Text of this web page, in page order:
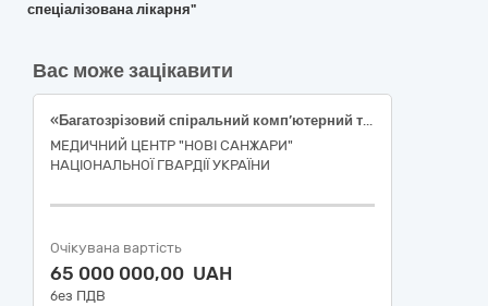
спеціалізована лікарня"
Вас може зацікавити
«Багатозрізовий спіральний комп’ютерний томограф для сканування всього тіла людини» згідно Код ДК 021:2015 33110000-4 – Візуалізаційне обладнання для потреб медицини, стоматології та ветеринарної медицини (Багатозрізовий спіральний комп’ютерний томограф для сканування всього тіла людини) (код НК 031:2024 Z11030604 — Комп'ютерні томографи) Код НК 024:2023: 37618 «Система рентгенівської комп’ютерної томографії всього тіла»
МЕДИЧНИЙ ЦЕНТР "НОВІ САНЖАРИ"
НАЦІОНАЛЬНОЇ ГВАРДІЇ УКРАЇНИ
Очікувана вартість
65 000 000,00 UAH
без ПДВ